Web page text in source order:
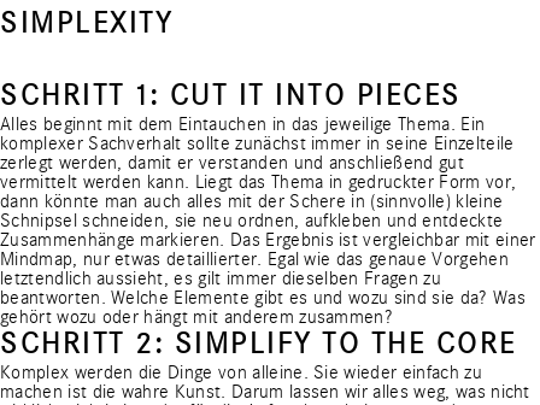
SIMPLEXITY
SCHRITT 1: CUT IT INTO PIECES
Alles beginnt mit dem Eintauchen in das jeweilige Thema. Ein
komplexer Sachverhalt sollte zunächst immer in seine Einzelteile
zerlegt werden, damit er verstanden und anschließend gut
vermittelt werden kann. Liegt das Thema in gedruckter Form vor,
dann könnte man auch alles mit der Schere in (sinnvolle) kleine
Schnipsel schneiden, sie neu ordnen, aufkleben und entdeckte
Zusammenhänge markieren. Das Ergebnis ist vergleichbar mit einer
Mindmap, nur etwas detaillierter. Egal wie das genaue Vorgehen
letztendlich aussieht, es gilt immer dieselben Fragen zu
beantworten. Welche Elemente gibt es und wozu sind sie da? Was
gehört wozu oder hängt mit anderem zusammen?
SCHRITT 2: SIMPLIFY TO THE CORE
Komplex werden die Dinge von alleine. Sie wieder einfach zu
machen ist die wahre Kunst. Darum lassen wir alles weg, was nicht